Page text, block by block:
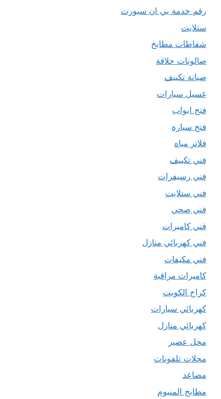
رقم خدمة بي ان سبورت
ستلايت
شفاطات مطابخ
صالونات حلاقة
صيانة تكييف
غسيل سيارات
فتح ابواب
فتح سيارة
فلاتر مياه
فني تكييف
فني رسيفرات
فني ستلايت
فني صحي
فني كاميرات
فني كهربائي منازل
فني مكيفات
كاميرات مراقبة
كراج الكويت
كهربائي سيارات
كهربائي منازل
محل عصير
محلات تلفونات
مصاعد
مطابخ المنيوم